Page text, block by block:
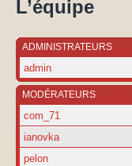
L’équipe
ADMINISTRATEURS
admin
MODÉRATEURS
com_71
ianovka
pelon